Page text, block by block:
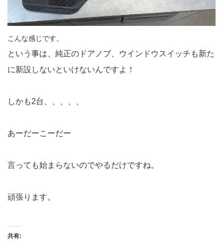
こんな感じです。
という事は、純正のドアノブ、ウインドウスイッチも新た
に新設しないといけないんですよ！
しかも2台、、、、、
あーだーこーだー
言っても始まらないのでやるだけですね。
頑張ります。
共有: